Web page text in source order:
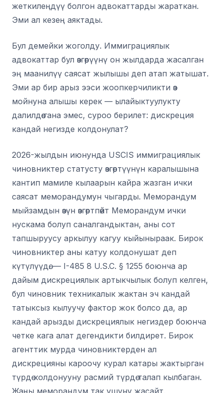
жеткилеңдүү болгон адвокаттарды жараткан.
Эми ал кезең аяктады.
Бул демейки жоголду. Иммиграциялык
адвокаттар бул өзгөрүүнү он жылдарда жасалган
эң маанилүү саясат жылышы деп атап жатышат.
Эми ар бир арыз ээси жоопкерчиликти өз
мойнуна алышы керек — ылайыктуулукту
далилдөө гана эмес, суроо берилет: дискреция
кандай негизде колдонулат?
2026-жылдын июнунда USCIS иммиграциялык
чиновниктер статусту өзгөртүүнүн каралышына
кантип мамиле кылаарын кайра жазган ички
саясат меморандумун чыгарды. Меморандум
мыйзамдын өзүн өзгөртпөйт Меморандум ички
нускама болуп саналгандыктан, аны сот
тапшыруусу аркылуу кагуу кыйыныраак. Бирок
чиновниктер аны катуу колдонушат деп
күтүлүүдө. — I-485 8 U.S.C. § 1255 боюнча ар
дайым дискрециялык артыкчылык болуп келген,
бул чиновник техникалык жактан эч кандай
татыксыз кылуучу фактор жок болсо да, ар
кандай арызды дискрециялык негиздер боюнча
четке кага алат дегендикти билдирет. Бирок
агенттик мурда чиновниктерден ал
дискрецияны кароочу курал катары жактырган
түрдө колдонууну расмий түрдө талап кылбаган.
Жаңы меморандум так ушуну жасайт.